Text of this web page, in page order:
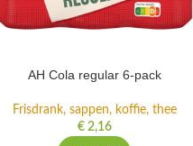
AH Cola regular 6-pack
Frisdrank, sappen, koffie, thee
€2,16